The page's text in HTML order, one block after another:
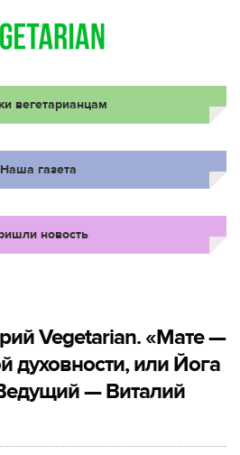
вегетарианцам
Наша газета
новость
Vegetarian. «Мате —
духовности, или Йога
— Виталий